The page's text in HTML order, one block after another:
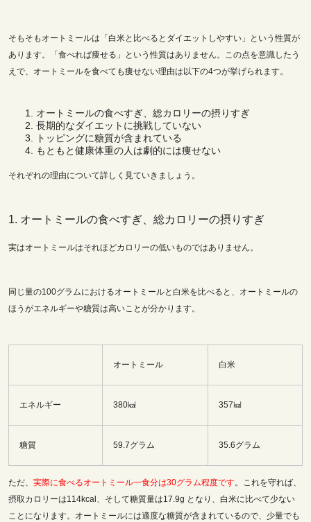
そもそもオートミールは「白米と比べるとダイエットしやすい」という性質が
あります。「食べれば痩せる」という性質はありません。この点を意識したう
えで、オートミールを食べても痩せない理由は以下の4つが挙げられます。
オートミールの食べすぎ、総カロリーの摂りすぎ
長期的なダイエットに挑戦していない
トッピングに糖質が含まれている
もともと健康体重の人は劇的には痩せない
それぞれの理由について詳しく見ていきましょう。
1. オートミールの食べすぎ、総カロリーの摂りすぎ
実はオートミールはそれほどカロリーの低いものではありません。
同じ量の100グラムにおけるオートミールと白米を比べると、オートミールの
ほうがエネルギーや糖質は高いことが分かります。
オートミール 白米
エネルギー 380㎉ 357㎉
糖質 59.7グラム 35.6グラム
ただ、 実際に食べるオートミール一食分は30グラム程度です。これを守れば、
摂取カロリーは114kcal、そして糖質量は17.9g となり、 白米に比べて少ない
ことになります。 オートミールには適度な糖質が含まれているので、少量でも